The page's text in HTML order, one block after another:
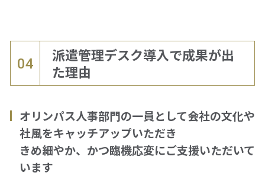
04
派遣管理デスク導入で成果が出
た理由
オリンパス人事部門の一員として会社の文化や
社風をキャッチアップいただき
きめ細やか、かつ臨機応変にご支援いただいて
います